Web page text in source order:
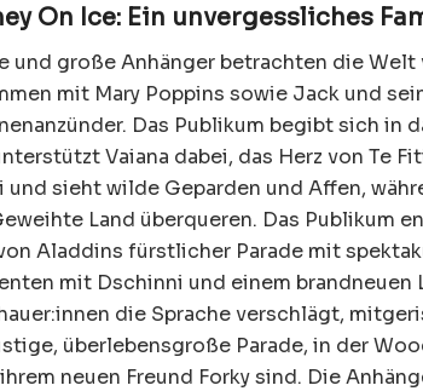
On Ice: Ein unvergessliches
und große Anhänger betrachten die Welt
mit Mary Poppins sowie Jack und
Das Publikum begibt sich in
Vaiana dabei, das Herz von Te
und sieht wilde Geparden und Affen,
Land überqueren. Das Publikum
Aladdins fürstlicher Parade mit
mit Dschinni und einem brandneuen
die Sprache verschlägt,
überlebensgroße Parade, in der
neuen Freund Forky sind. Die